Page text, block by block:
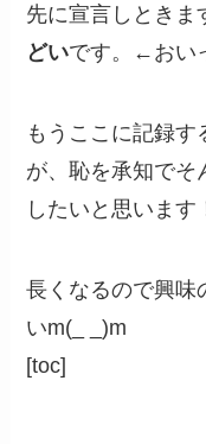
先に宣言しときま
どいです。←おい
もうここに記録
が、恥を承知でそ
したいと思います
長くなるので興味
いm(_ _)m
[toc]